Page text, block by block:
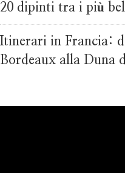
20 dipinti tra i più
Itinerari in Francia:
Bordeaux alla Duna